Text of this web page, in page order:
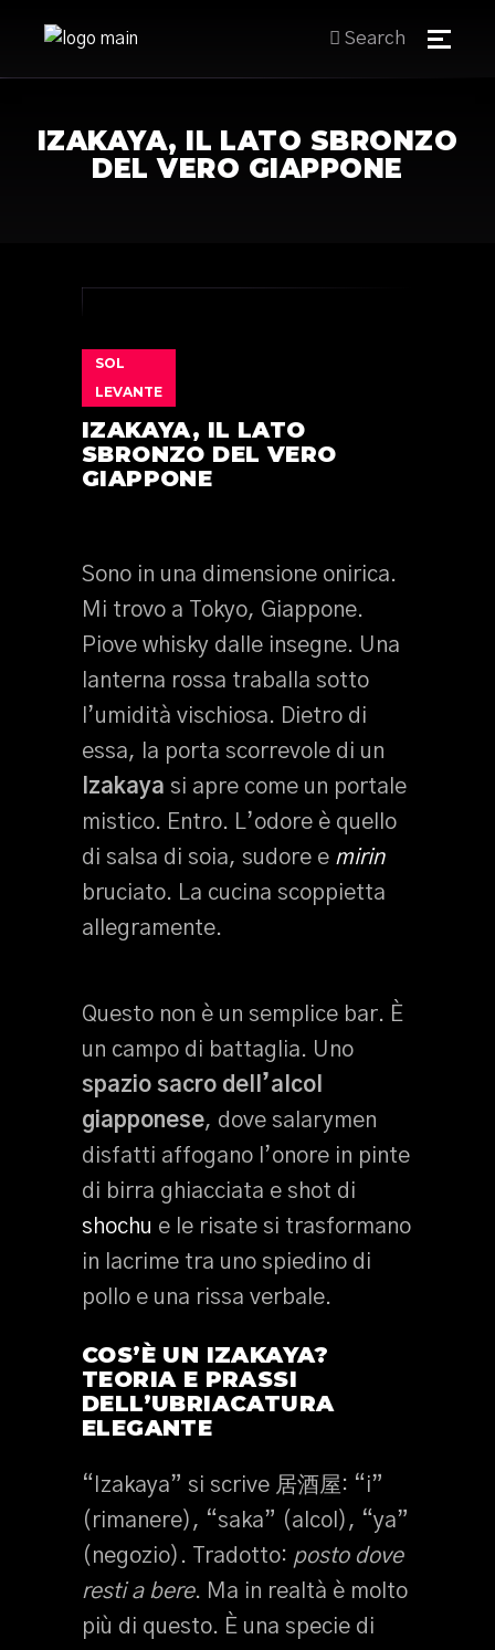
Search
IZAKAYA, IL LATO SBRONZO
DEL VERO GIAPPONE
SOL
LEVANTE
IZAKAYA, IL LATO
SBRONZO DEL VERO
GIAPPONE
Sono in una dimensione onirica.
Mi trovo a Tokyo, Giappone.
Piove whisky dalle insegne. Una
lanterna rossa traballa sotto
l’umidità vischiosa. Dietro di
essa, la porta scorrevole di un
Izakaya si apre come un portale
mistico. Entro. L’odore è quello
di salsa di soia, sudore e mirin
bruciato. La cucina scoppietta
allegramente.
Questo non è un semplice bar. È
un campo di battaglia. Uno
spazio sacro dell’alcol
giapponese, dove salarymen
disfatti affogano l’onore in pinte
di birra ghiacciata e shot di
shochu e le risate si trasformano
in lacrime tra uno spiedino di
pollo e una rissa verbale.
COS’È UN IZAKAYA?
TEORIA E PRASSI
DELL’UBRIACATURA
ELEGANTE
“Izakaya” si scrive 居酒屋: “i”
(rimanere), “saka” (alcol), “ya”
(negozio). Tradotto: posto dove
resti a bere. Ma in realtà è molto
più di questo. È una specie di